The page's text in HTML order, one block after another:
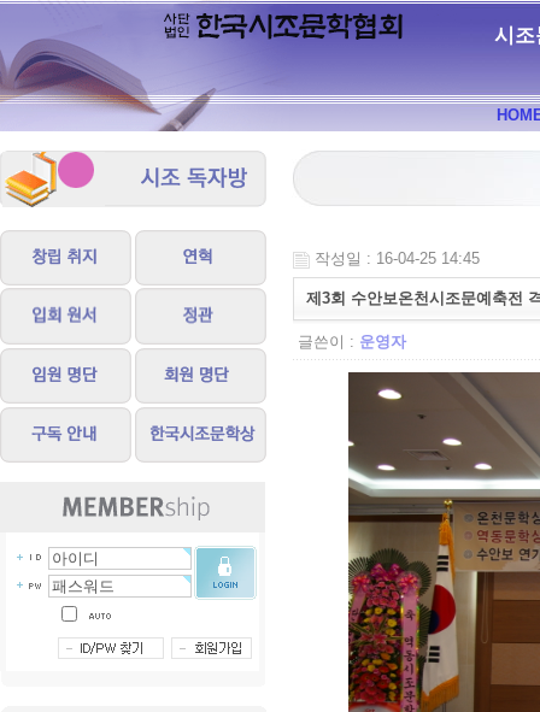
시조
작성일 : 16-04-25 14:45
제3회 수안보온천시조문예축전
글쓴이 : 운영자